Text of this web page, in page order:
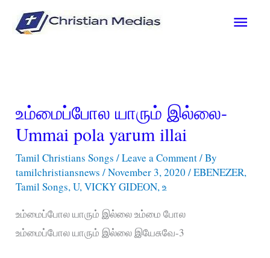
Main
உம்மைப்போல யாரும் இல்லை-
Ummai pola yarum illai
Tamil Christians Songs /Leave a Comment/ By
tamilchristiansnews/November 3, 2020/EBENEZER,
Tamil Songs,U,VICKY GIDEON,உ
உம்மைப்போல யாரும் இல்லை உம்மை போல
உம்மைப்போல யாரும் இல்லை இயேசுவே-3